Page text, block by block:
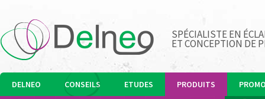
SPÉCIALISTE EN
ET CONCEPTION DE
DELNEO CONSEILS ETUDES PRODUITS